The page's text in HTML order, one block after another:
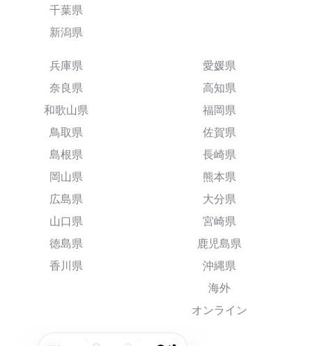
千葉県
新潟県
兵庫県
奈良県
和歌山県
鳥取県
島根県
岡山県
広島県
山口県
徳島県
香川県
愛媛県
高知県
福岡県
佐賀県
長崎県
熊本県
大分県
宮崎県
鹿児島県
沖縄県
海外
オンライン